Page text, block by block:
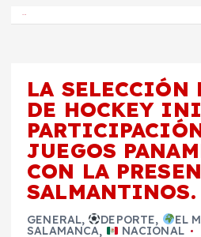
LA SELECCIÓN
DE HOCKEY
JUEGOS
CON LA
SALMANTINOS.
GENERAL, DEPORTE, EL
SALAMANCA, NACIONAL